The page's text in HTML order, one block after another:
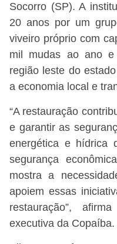
Socorro (SP). A
20 anos por um
viveiro próprio com
mil mudas ao ano
região leste do
a economia local e
“A restauração
e garantir as
energética e hídrica
segurança
mostra a
apoiem essas
restauração”,
executiva da Copaíba.